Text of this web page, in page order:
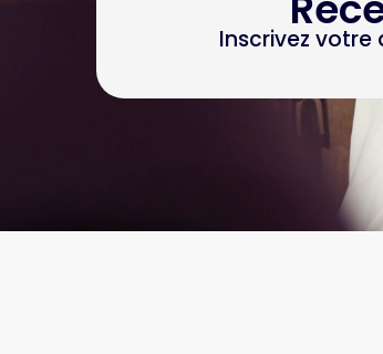
Inscrivez